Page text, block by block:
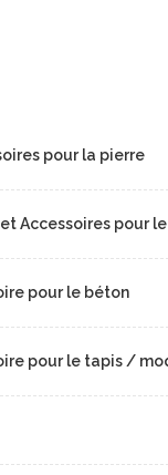
pour la pierre
Accessoires pour
pour le béton
pour le tapis /